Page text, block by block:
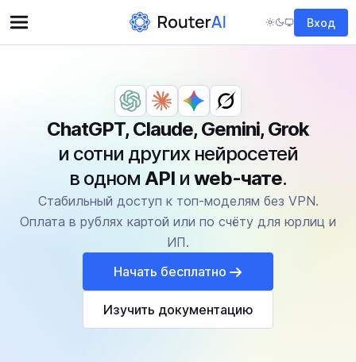
Вход
ChatGPT, Claude, Gemini, Grok
и сотни других нейросетей
в одном API и web-чате.
Стабильный доступ к топ-моделям без VPN.
Оплата в рублях картой или по счёту для юрлиц и
ИП.
Начать бесплатно
Изучить документацию